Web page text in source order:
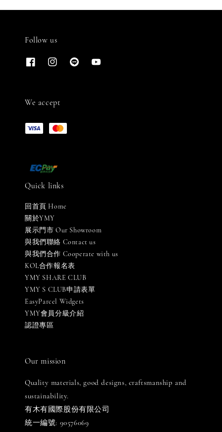
Follow us
We accept
Quick links
回首頁 Home
關於YMY
展示門市 Our Showroom
與我們聯絡 Contact us
與我們合作 Cooperate with us
KOL合作報名表
YMY SHARE CLUB
YMY S CLUB申請表單
EasyParcel Widgets
YMY會員分級介紹
認證專區
Our mission
Quality materials, good designs, craftsmanship and
sustainability.
有木有國際股份有限公司
統一編號: 90576069